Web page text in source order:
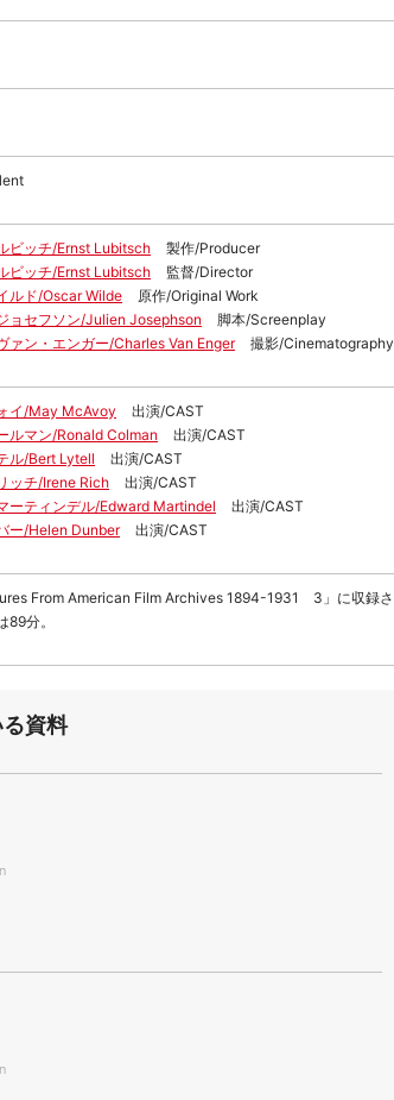
ビッチ/Ernst Lubitsch
製作/Producer
ビッチ/Ernst Lubitsch
監督/Director
ルド/Oscar Wilde
原作/Original Work
ョセフソン/Julien Josephson
脚本/Screenplay
ァン・エンガー/Charles Van Enger
撮影/Cinematography
イ/May McAvoy
出演/CAST
ルマン/Ronald Colman
出演/CAST
ル/Bert Lytell
出演/CAST
ッチ/Irene Rich
出演/CAST
ーティンデル/Edward Martindel
出演/CAST
ー/Helen Dunber
出演/CAST
From American Film Archives 1894-1931 3」に収録さ
89分。
資料